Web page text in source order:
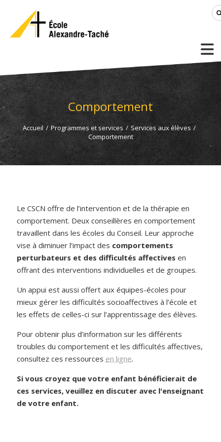
Comportement
Accueil / Programmes et services / Services aux élèves /
Comportement
Le CSCN offre de l’intervention et de la thérapie en
comportement. Deux conseillères en comportement
travaillent dans les écoles du Conseil. Leur approche
vise à diminuer l’impact des comportements
perturbateurs et des difficultés affectives en
offrant des interventions individuelles et de groupes.
Un appui est aussi offert aux équipes-écoles pour
mieux gérer les difficultés socioaffectives à l’école et
les effets de celles-ci sur l’apprentissage des élèves.
Pour obtenir plus d’information sur les différents
troubles du comportement et les difficultés affectives,
consultez ces ressources en ligne.
Si vous croyez que votre enfant bénéficierait de
ces services, veuillez en discuter avec l'enseignant
de votre enfant.